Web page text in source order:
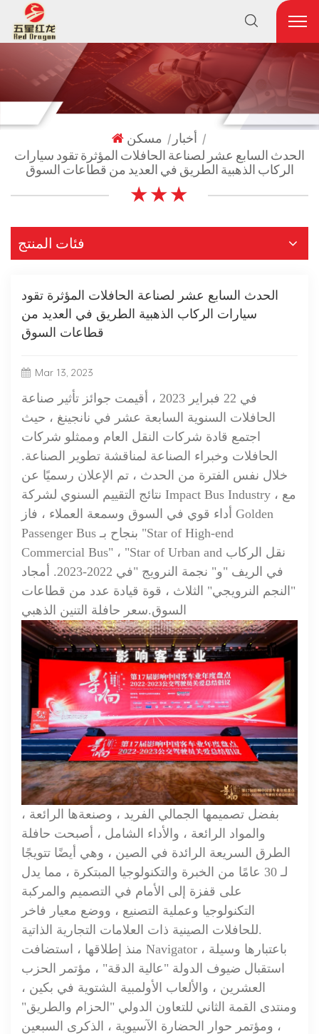
مسكن | أخبار |
الحدث السابع عشر لصناعة الحافلات المؤثرة تقود سيارات
الركاب الذهبية الطريق في العديد من قطاعات السوق
★ ★ ★
فئات المنتج
الحدث السابع عشر لصناعة الحافلات المؤثرة تقود
سيارات الركاب الذهبية الطريق في العديد من
قطاعات السوق
Mar 13, 2023
في 22 فبراير 2023 ، أقيمت جوائز تأثير صناعة
الحافلات السنوية السابعة عشر في نانجينغ ، حيث
اجتمع قادة شركات النقل العام وممثلو شركات
الحافلات وخبراء الصناعة لمناقشة تطوير الصناعة.
خلال نفس الفترة من الحدث ، تم الإعلان رسميًا عن
نتائج التقييم السنوي لشركة Impact Bus Industry ، مع
أداء قوي في السوق وسمعة العملاء ، فاز Golden
Passenger Bus بنجاح بـ "Star of High-end
Commercial Bus" ، "Star of Urban and نقل الركاب
في الريف "و" نجمة النرويج "في 2022-2023. أمجاد
"النجم النرويجي" الثلاث ، قوة قيادة عدد من قطاعات
السوق.سعر حافلة التنين الذهبي
بفضل تصميمها الجمالي الفريد ، وصنعةها الرائعة ،
والمواد الرائعة ، والأداء الشامل ، أصبحت حافلة
الطرق السريعة الرائدة في الصين ، وهي أيضًا تتويجًا
لـ 30 عامًا من الخبرة والتكنولوجيا المبتكرة ، مما يدل
على قفزة إلى الأمام في التصميم والمركبة
التكنولوجيا وعملية التصنيع ، ووضع معيار فاخر
للحافلات الصينية ذات العلامات التجارية الذاتية.
منذ إطلاقها ، استضافت Navigator ، باعتبارها وسيلة
استقبال ضيوف الدولة "عالية الدقة" ، مؤتمر الحزب
العشرين ، والألعاب الأولمبية الشتوية في بكين ،
ومنتدى القمة الثاني للتعاون الدولي "الحزام والطريق"
، ومؤتمر حوار الحضارة الآسيوية ، الذكرى السبعين